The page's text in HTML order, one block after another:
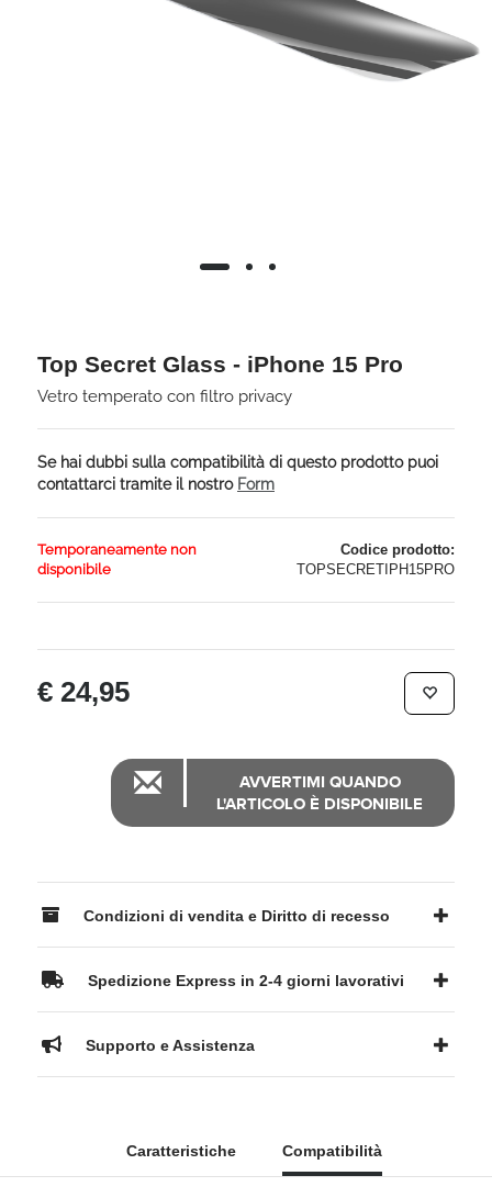
Top Secret Glass - iPhone 15 Pro
Vetro temperato con filtro privacy
Se hai dubbi sulla compatibilità di questo prodotto puoi
contattarci tramite il nostro Form
Temporaneamente non
disponibile
Codice prodotto:
TOPSECRETIPH15PRO
€ 24,95
AVVERTIMI QUANDO
L'ARTICOLO È DISPONIBILE
Condizioni di vendita e Diritto di recesso
Spedizione Express in 2-4 giorni lavorativi
Supporto e Assistenza
Caratteristiche Compatibilità